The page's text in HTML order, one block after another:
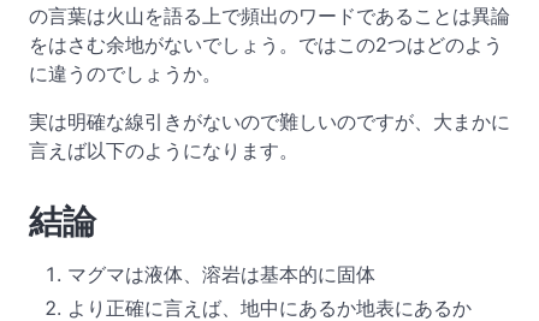
の言葉は火山を語る上で頻出のワードであることは異論
をはさむ余地がないでしょう。ではこの2つはどのよう
に違うのでしょうか。
実は明確な線引きがないので難しいのですが、大まかに
言えば以下のようになります。
結論
マグマは液体、溶岩は基本的に固体
より正確に言えば、地中にあるか地表にあるか